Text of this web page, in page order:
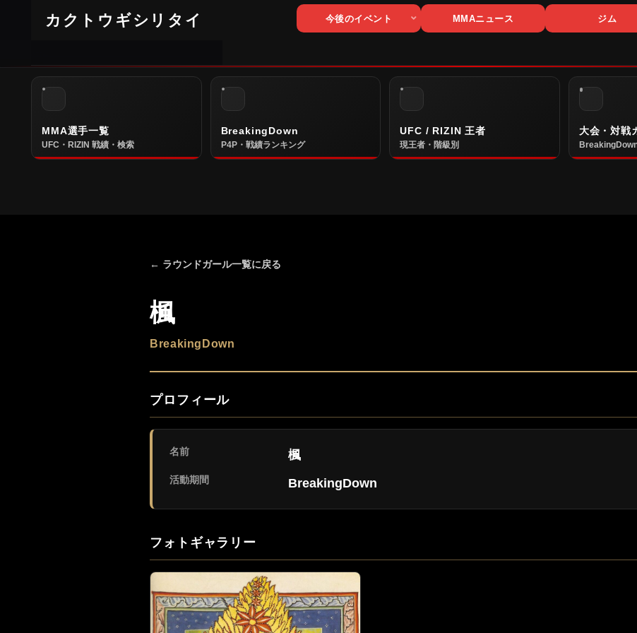
カクトウギシリタイ 今後のイベント MMAニュース ジム
MMA選手一覧
UFC・RIZIN 戦績・検索
BreakingDown
P4P・戦績ランキング
UFC / RIZIN 王者
現王者・階級別
大会・対戦
← ラウンドガール一覧に戻る
楓
BreakingDown
プロフィール
名前 楓
活動期間 BreakingDown
フォトギャラリー